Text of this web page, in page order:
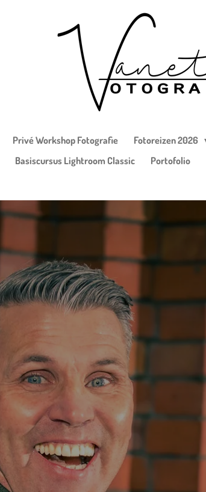
Privé Workshop Fotografie Fotoreizen 2026
Basiscursus Lightroom Classic Portofolio